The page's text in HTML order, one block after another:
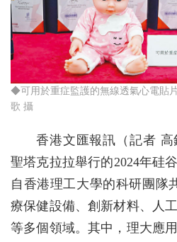
◆可用於重症監護的無線透氣心電貼
歌 攝
香港文匯報訊（記者
聖塔克拉拉舉行的2024年硅
自香港理工大學的科研團隊
療保健設備、創新材料、人
等多個領域。其中，理大應